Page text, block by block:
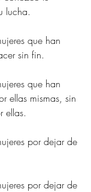
lucha.
que han
sin fin.
que han
ellas mismas, sin
ellas.
por dejar de
por dejar de